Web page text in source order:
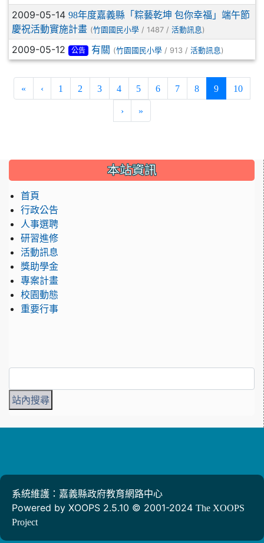
2009-05-14 98年度嘉義縣「粽藝乾坤 包你幸福」端午節
慶祝活動實施計畫 (竹園國民小學 / 1487 / 活動訊息 )
2009-05-12 公告 有關 (竹園國民小學/ 913 / 活動訊息 )
« ‹ 1 2 3 4 5 6 7 8 9(current)
10
› »
::: 本站資訊
首頁
行政公告
人事選聘
研習進修
活動訊息
獎助學金
專案計畫
校園動態
重要行事
系統維護：嘉義縣政府教育網路中心
Powered by XOOPS 2.5.10 © 2001-2024 The XOOPS
Project